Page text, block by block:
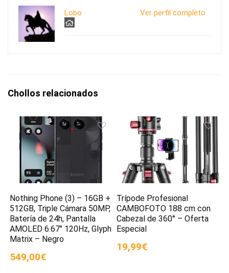
Ver perfil completo
Lobo
Chollos relacionados
Nothing Phone (3) – 16GB +
512GB, Triple Cámara 50MP,
Batería de 24h, Pantalla
AMOLED 6.67″ 120Hz, Glyph
Matrix – Negro
549,00€
Trípode Profesional
CAMBOFOTO 188 cm con
Cabezal de 360° – Oferta
Especial
19,99€